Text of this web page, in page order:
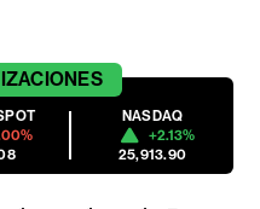
NASDAQ
+2.13%
25,913.90